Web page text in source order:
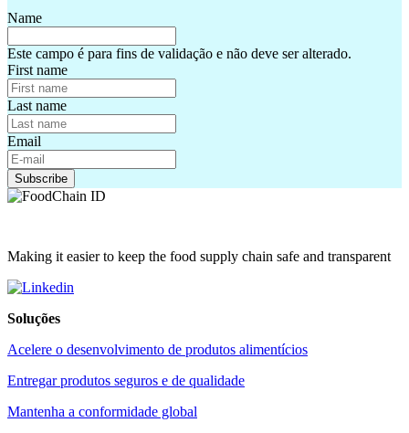
Name
Este campo é para fins de validação e não deve ser alterado.
First name
Last name
Email
Making it easier to keep the food supply chain safe and transparent
Soluções
Acelere o desenvolvimento de produtos alimentícios
Entregar produtos seguros e de qualidade
Mantenha a conformidade global